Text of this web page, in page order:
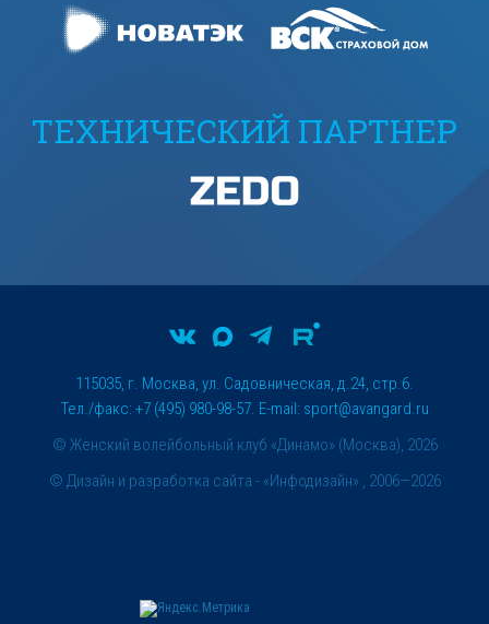
ТЕХНИЧЕСКИЙ ПАРТНЕР
© Женский волейбольный клуб «Динамо» (Москва), 2026
115035, г. Москва, ул. Садовническая, д.24, стр.6.
Тел./факс: +7 (495) 980-98-57. E-mail: sport@avangard.ru
© Дизайн и разработка сайта - «Инфодизайн» , 2006—2026